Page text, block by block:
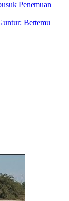
Penemuan
Bertemu